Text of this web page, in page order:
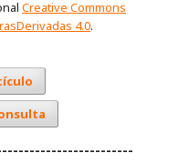
Creative Commons
4.0.